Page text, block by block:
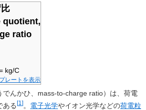
quotient,
ratio
kg/C
レートを表示
でんかひ、mass-to-charge ratio）は、荷電
ある [1 ] 。 電子光学やイオン光学などの荷電粒